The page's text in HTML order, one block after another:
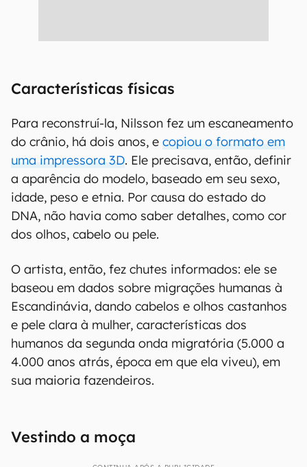
Características físicas
Para reconstruí-la, Nilsson fez um escaneamento
do crânio, há dois anos, e copiou o formato em
uma impressora 3D. Ele precisava, então, definir
a aparência do modelo, baseado em seu sexo,
idade, peso e etnia. Por causa do estado do
DNA, não havia como saber detalhes, como cor
dos olhos, cabelo ou pele.
O artista, então, fez chutes informados: ele se
baseou em dados sobre migrações humanas à
Escandinávia, dando cabelos e olhos castanhos
e pele clara à mulher, características dos
humanos da segunda onda migratória (5.000 a
4.000 anos atrás, época em que ela viveu), em
sua maioria fazendeiros.
Vestindo a moça